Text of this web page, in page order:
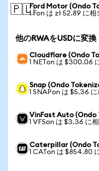
🇵🇱Ford Motor (Ondo
1 Fon は zł 52.89 に相
他のRWAをUSDに変換
Cloudflare (Ondo
1 NETon は $300.06
Snap (Ondo
1 SNAPon は $5.36 に
VinFast Auto (Ondo
1 VFSon は $3.36 に
Caterpillar (Ondo
1 CATon は $854.80